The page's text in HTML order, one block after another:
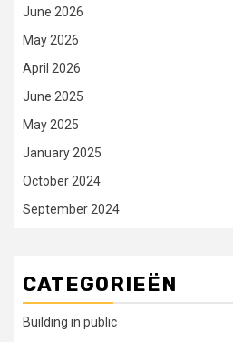
June 2026
May 2026
April 2026
June 2025
May 2025
January 2025
October 2024
September 2024
CATEGORIEËN
Building in public